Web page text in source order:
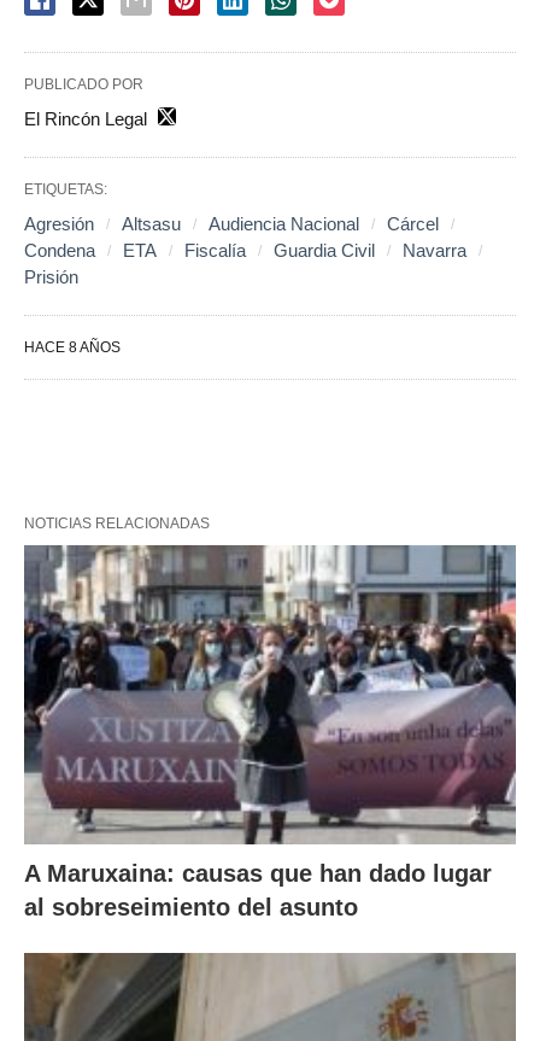
PUBLICADO POR
El Rincón Legal
ETIQUETAS:
Agresión Altsasu Audiencia Nacional
Cárcel
Condena
ETA Fiscalía Guardia Civil
Navarra
Prisión
HACE 8 AÑOS
NOTICIAS RELACIONADAS
A Maruxaina: causas que han dado lugar
al sobreseimiento del asunto